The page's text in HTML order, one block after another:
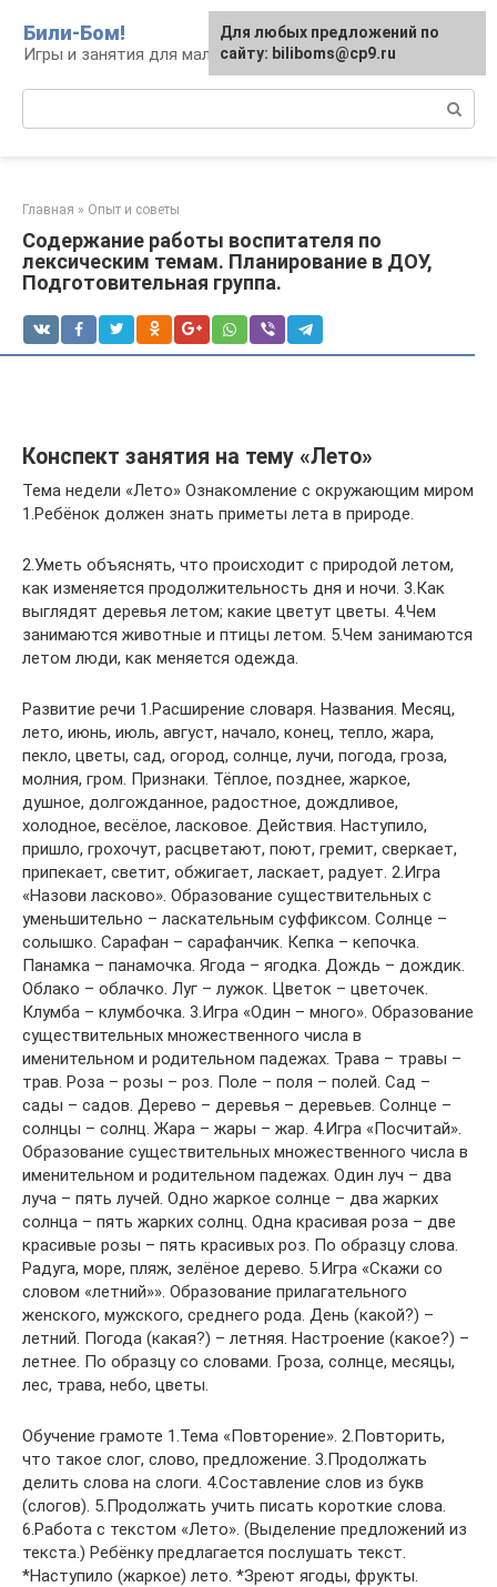
контенту
Били-Бом!
Игры и занятия для малышей и школьников
Главная » Опыт и советы
Содержание работы воспитателя по
лексическим темам. Планирование в ДОУ,
Подготовительная группа.
Конспект занятия на тему «Лето»
Тема недели «Лето» Ознакомление с окружающим миром
1.Ребёнок должен знать приметы лета в природе.
2.Уметь объяснять, что происходит с природой летом,
как изменяется продолжительность дня и ночи. 3.Как
выглядят деревья летом; какие цветут цветы. 4.Чем
занимаются животные и птицы летом. 5.Чем занимаются
летом люди, как меняется одежда.
Развитие речи 1.Расширение словаря. Названия. Месяц,
лето, июнь, июль, август, начало, конец, тепло, жара,
пекло, цветы, сад, огород, солнце, лучи, погода, гроза,
молния, гром. Признаки. Тёплое, позднее, жаркое,
душное, долгожданное, радостное, дождливое,
холодное, весёлое, ласковое. Действия. Наступило,
пришло, грохочут, расцветают, поют, гремит, сверкает,
припекает, светит, обжигает, ласкает, радует. 2.Игра
«Назови ласково». Образование существительных с
уменьшительно – ласкательным суффиксом. Солнце –
солышко. Сарафан – сарафанчик. Кепка – кепочка.
Панамка – панамочка. Ягода – ягодка. Дождь – дождик.
Облако – облачко. Луг – лужок. Цветок – цветочек.
Клумба – клумбочка. 3.Игра «Один – много». Образование
существительных множественного числа в
именительном и родительном падежах. Трава – травы –
трав. Роза – розы – роз. Поле – поля – полей. Сад –
сады – садов. Дерево – деревья – деревьев. Солнце –
солнцы – солнц. Жара – жары – жар. 4.Игра «Посчитай».
Образование существительных множественного числа в
именительном и родительном падежах. Один луч – два
луча – пять лучей. Одно жаркое солнце – два жарких
солнца – пять жарких солнц. Одна красивая роза – две
красивые розы – пять красивых роз. По образцу слова.
Радуга, море, пляж, зелёное дерево. 5.Игра «Скажи со
словом «летний»». Образование прилагательного
женского, мужского, среднего рода. День (какой?) –
летний. Погода (какая?) – летняя. Настроение (какое?) –
летнее. По образцу со словами. Гроза, солнце, месяцы,
лес, трава, небо, цветы.
Обучение грамоте 1.Тема «Повторение». 2.Повторить,
что такое слог, слово, предложение. 3.Продолжать
делить слова на слоги. 4.Составление слов из букв
(слогов). 5.Продолжать учить писать короткие слова.
6.Работа с текстом «Лето». (Выделение предложений из
текста.) Ребёнку предлагается послушать текст.
*Наступило (жаркое) лето. *Зреют ягоды, фрукты.
Для любых предложений по
сайту: biliboms@cp9.ru